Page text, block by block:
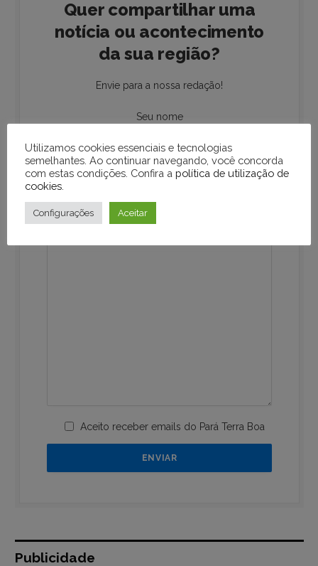
Quer compartilhar uma
notícia ou acontecimento
da sua região?
Envie para a nossa redação!
Seu nome
Seu e-mail
Sua mensagem
Aceito receber emails do Pará Terra Boa
Publicidade
Utilizamos cookies essenciais e tecnologias
semelhantes. Ao continuar navegando, você concorda
com estas condições. Confira a política de utilização de
cookies
Configurações Aceitar